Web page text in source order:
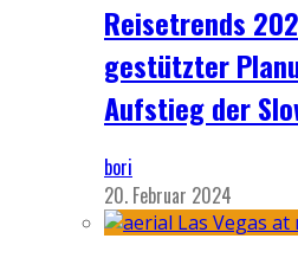
Reisetrends
gestützter
Aufstieg der
bori
20. Februar 2024